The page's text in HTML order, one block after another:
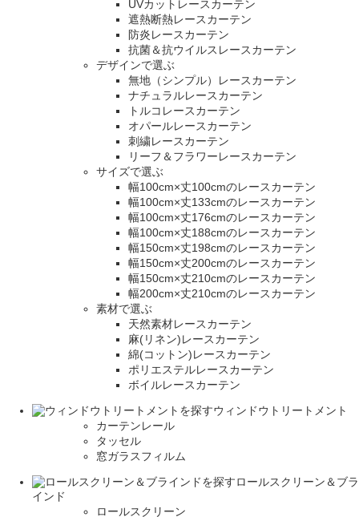
UVカットレースカーテン
遮熱断熱レースカーテン
防炎レースカーテン
抗菌＆抗ウイルスレースカーテン
デザインで選ぶ
無地（シンプル）レースカーテン
ナチュラルレースカーテン
トルコレースカーテン
オパールレースカーテン
刺繍レースカーテン
リーフ＆フラワーレースカーテン
サイズで選ぶ
幅100cm×丈100cmのレースカーテン
幅100cm×丈133cmのレースカーテン
幅100cm×丈176cmのレースカーテン
幅100cm×丈188cmのレースカーテン
幅150cm×丈198cmのレースカーテン
幅150cm×丈200cmのレースカーテン
幅150cm×丈210cmのレースカーテン
幅200cm×丈210cmのレースカーテン
素材で選ぶ
天然素材レースカーテン
麻(リネン)レースカーテン
綿(コットン)レースカーテン
ポリエステルレースカーテン
ボイルレースカーテン
ウィンドウトリートメント
カーテンレール
タッセル
窓ガラスフィルム
ロールスクリーン＆ブラ
インド
ロールスクリーン